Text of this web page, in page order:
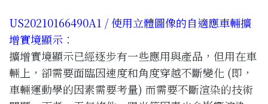
US20210166490A1 / 使用立體圖像的自適應車輛擴
增實境顯示 ：
擴增實境顯示已經逐步有一些應用與產品，但用在車
輛上，卻需要面臨因速度和角度穿越不斷變化 (即，
車輛運動學的因素需要考量) 而需要不斷渲染的技術